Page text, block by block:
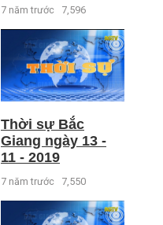
7 năm trước 7,596
Thời sự Bắc
Giang ngày 13 -
11 - 2019
7 năm trước 7,550